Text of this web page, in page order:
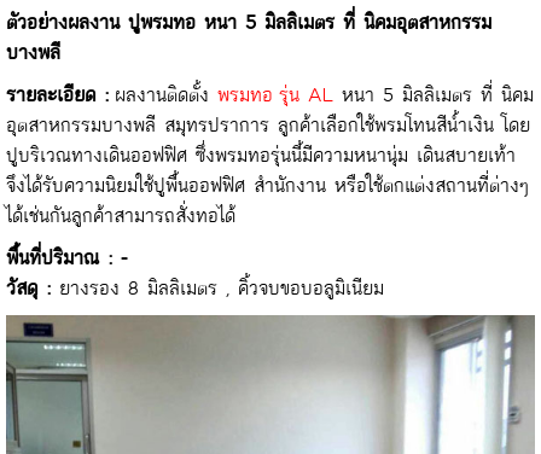
ตัวอย่างผลงาน ปูพรมทอ หนา 5 มิลลิเมตร ที่ นิคมอุตสาหกรรม
บางพลี
รายละเอียด : ผลงานติดตั้ง พรมทอ รุ่น ALหนา 5 มิลลิเมตร ที่ นิคม
อุตสาหกรรมบางพลี สมุทรปราการ ลูกค้าเลือกใช้พรมโทนสีน้ำเงิน โดย
ปูบริเวณทางเดินออฟฟิศ ซึ่งพรมทอรุ่นนี้มีความหนานุ่ม เดินสบายเท้า
จึงได้รับความนิยมใช้ปูพื้นออฟฟิศ สำนักงาน หรือใช้ตกแต่งสถานที่ต่างๆ
ได้เช่นกันลูกค้าสามารถสั่งทอได้
พื้นที่ปริมาณ : -
วัสดุ :ยางรอง 8 มิลลิเมตร , คิ้วจบขอบอลูมิเนียม